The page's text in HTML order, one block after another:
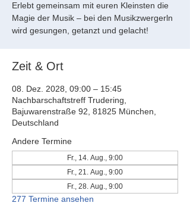
Erlebt gemeinsam mit euren Kleinsten die
Magie der Musik – bei den Musikzwergerln
wird gesungen, getanzt und gelacht!
Zeit & Ort
08. Dez. 2028, 09:00 – 15:45
Nachbarschaftstreff Trudering,
Bajuwarenstraße 92, 81825 München,
Deutschland
Andere Termine
Fr., 14. Aug., 9:00
Fr., 21. Aug., 9:00
Fr., 28. Aug., 9:00
277 Termine ansehen